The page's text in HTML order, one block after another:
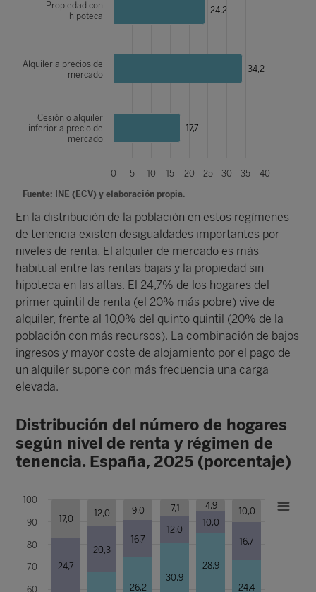
Fuente: INE (ECV) y elaboración propia.
24,2
34,2
17,7
0 5 10 15 20 25 30 35 40
Propiedad con
hipoteca
Alquiler a precios de
mercado
Cesión o alquiler
inferior a precio de
mercado
En la distribución de la población en estos regímenes
de tenencia existen desigualdades importantes por
niveles de renta. El alquiler de mercado es más
habitual entre las rentas bajas y la propiedad sin
hipoteca en las altas. El 24,7% de los hogares del
primer quintil de renta (el 20% más pobre) vive de
alquiler, frente al 10,0% del quinto quintil (20% de la
población con más recursos). La combinación de bajos
ingresos y mayor coste de alojamiento por el pago de
un alquiler supone con más frecuencia una carga
elevada.
Distribución del número de hogares
según nivel de renta y régimen de
tenencia. España, 2025 (porcentaje)
17,0
12,0 9,0 7,1 4,9
10,0
24,7
20,3
16,7
12,0
10,0
16,7
26,2
30,9
28,9
24,4
60
70
80
90
100